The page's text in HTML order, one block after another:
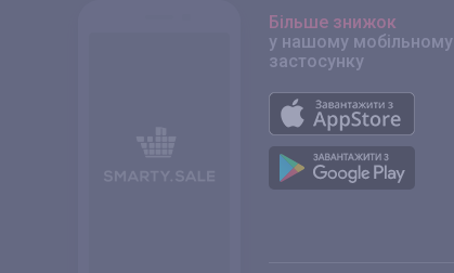
Більше знижок
у нашому мобільному
застосунку